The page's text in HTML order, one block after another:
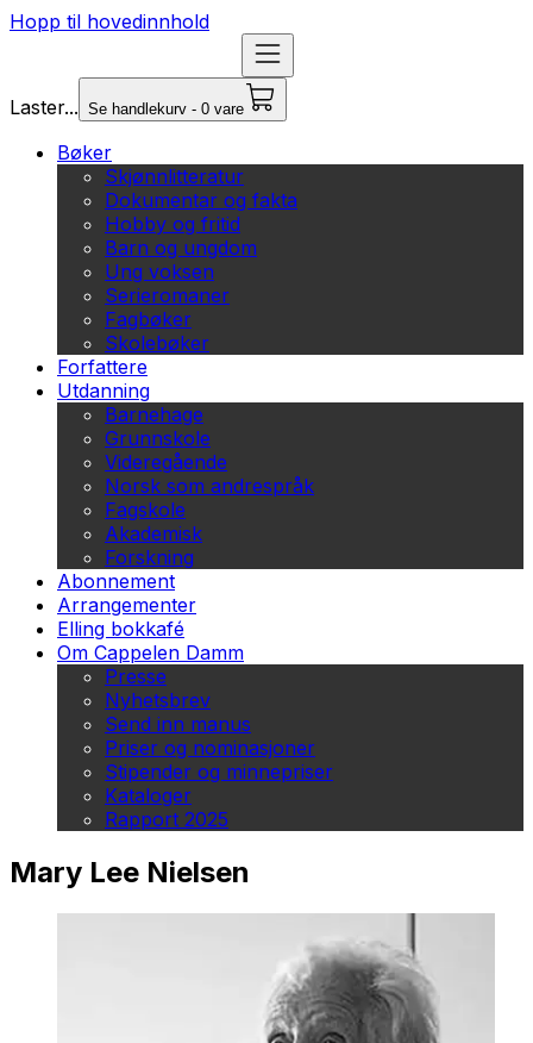
Hopp til hovedinnhold
Laster... Se handlekurv - 0 vare
Bøker
Skjønnlitteratur
Dokumentar og fakta
Hobby og fritid
Barn og ungdom
Ung voksen
Serieromaner
Fagbøker
Skolebøker
Forfattere
Utdanning
Barnehage
Grunnskole
Videregående
Norsk som andrespråk
Fagskole
Akademisk
Forskning
Abonnement
Arrangementer
Elling bokkafé
Om Cappelen Damm
Presse
Nyhetsbrev
Send inn manus
Priser og nominasjoner
Stipender og minnepriser
Kataloger
Rapport 2025
Mary Lee Nielsen